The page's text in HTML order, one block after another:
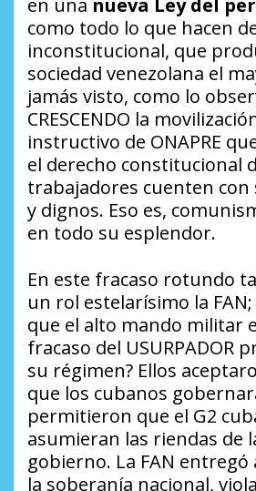
como todo lo que hacen
inconstitucional, que
sociedad venezolana el
jamás visto, como lo
CRESCENDO la
instructivo de ONAPRE
el derecho constitucional
trabajadores cuenten con
y dignos. Eso es,
en todo su esplendor.
En este fracaso rotundo
un rol estelarísimo la
que el alto mando militar
fracaso del USURPADOR
su régimen? Ellos
que los cubanos
permitieron que el G2
asumieran las riendas de
gobierno. La FAN entregó
la soberanía nacional,